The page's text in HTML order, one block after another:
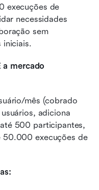
execuções de
necessidades
sem
iniciais.
a mercado
mês (cobrado
adiciona
500 participantes,
50.000 execuções de